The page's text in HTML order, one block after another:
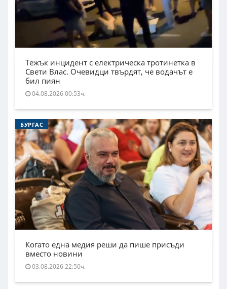
Тежък инцидент с електрическа тротинетка в
Свети Влас. Очевидци твърдят, че водачът е
бил пиян
04.08.2026 00:53ч.
БУРГАС
Когато една медия реши да пише присъди
вместо новини
03.08.2026 22:50ч.